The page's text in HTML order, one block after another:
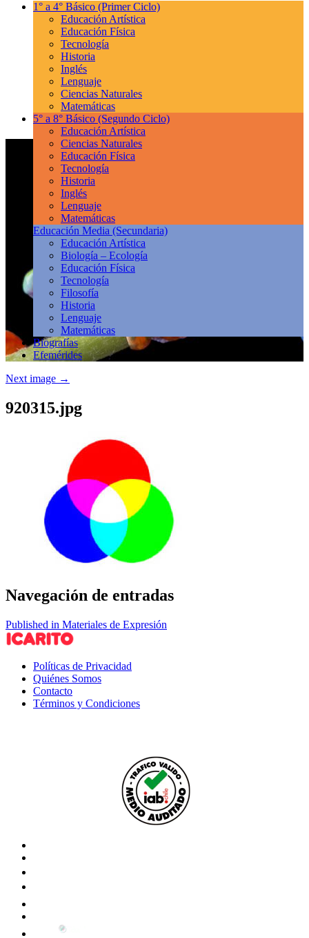
1° a 4° Básico (Primer Ciclo)
Educación Artística
Educación Física
Tecnología
Historia
Inglés
Lenguaje
Ciencias Naturales
Matemáticas
5° a 8° Básico (Segundo Ciclo)
Educación Artística
Ciencias Naturales
Educación Física
Tecnología
Historia
Inglés
Lenguaje
Matemáticas
Educación Media (Secundaria)
Educación Artística
Biología – Ecología
Educación Física
Tecnología
Filosofía
Historia
Lenguaje
Matemáticas
Biografías
Efemérides
Next image →
920315.jpg
Navegación de entradas
Published in Materiales de Expresión
Políticas de Privacidad
Quiénes Somos
Contacto
Términos y Condiciones